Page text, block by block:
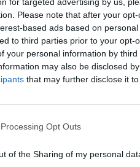
Please note that after your
based ads based on
to third parties prior to your opt-
your personal information by third
may also be disclosed
that may further disclose it
Opt Outs
of the Sharing of my personal
límite: bronca en
de deuda en el alero...
la Presidencia
sus acciones están